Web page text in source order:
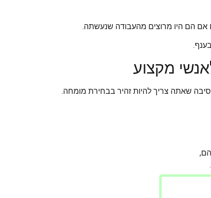
אם הם היו מרוצים מהעבודה שנעשתה.
מקצוע
שאתה צריך להיות זהיר בבחירת מומחה.
הפניות.